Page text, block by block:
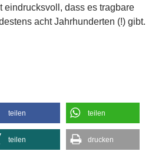
eindrucksvoll, dass es tragbare
acht Jahrhunderten (!) gibt.
teilen teilen
teilen drucken